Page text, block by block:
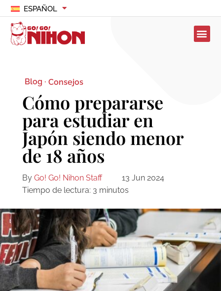
ESPAÑOL
Blog · Consejos
Cómo prepararse
para estudiar en
Japón siendo menor
de 18 años
By Go! Go! Nihon Staff
13 Jun 2024
Tiempo de lectura: 3 minutos